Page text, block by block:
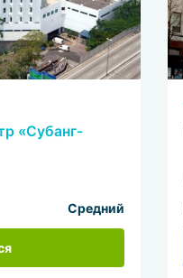
«Субанг-
Средний